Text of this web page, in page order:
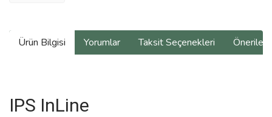
Ürün Bilgisi Yorumlar Taksit Seçenekleri
IPS InLine